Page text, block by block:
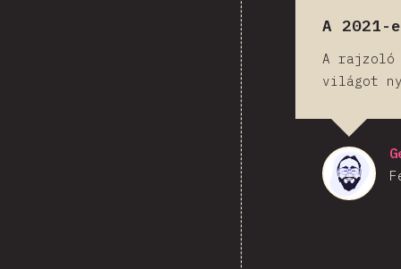
A 2021-
A rajzoló
világot